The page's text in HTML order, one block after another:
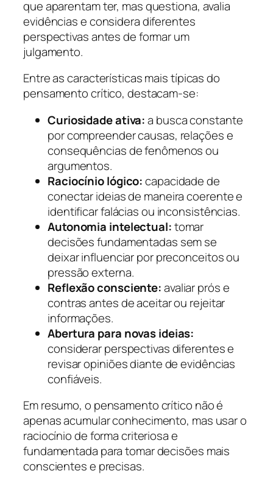
que aparentam ter, mas questiona, avalia
evidências e considera diferentes
perspectivas antes de formar um
julgamento.
Entre as características mais típicas do
pensamento crítico, destacam-se:
Curiosidade ativa:a busca constante
por compreender causas, relações e
consequências de fenômenos ou
argumentos.
Raciocínio lógico:capacidade de
conectar ideias de maneira coerente e
identificar falácias ou inconsistências.
Autonomia intelectual:tomar
decisões fundamentadas sem se
deixar influenciar por preconceitos ou
pressão externa.
Reflexão consciente:avaliar prós e
contras antes de aceitar ou rejeitar
informações.
Abertura para novas ideias:
considerar perspectivas diferentes e
revisar opiniões diante de evidências
confiáveis.
Em resumo, o pensamento crítico não é
apenas acumular conhecimento, mas usar o
raciocínio de forma criteriosa e
fundamentada para tomar decisões mais
conscientes e precisas.